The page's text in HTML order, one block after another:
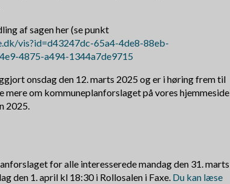
af sagen her (se punkt
vis?id=d43247dc-65a4-4de8-88eb-
4875-a494-1344a7de9715
onsdag den 12. marts 2025 og er i høring frem til
mere om kommuneplanforslaget på vores hjemmeside
2025.
for alle interesserede mandag den 31. marts
den 1. april kl 18:30 i Rollosalen i Faxe. Du kan læse